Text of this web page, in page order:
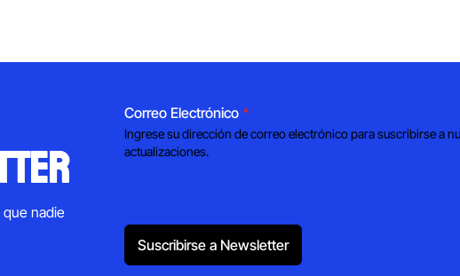
nadie
Correo Electrónico *
Ingrese su dirección de correo electrónico para suscribirse a
actualizaciones.
Suscribirse a Newsletter